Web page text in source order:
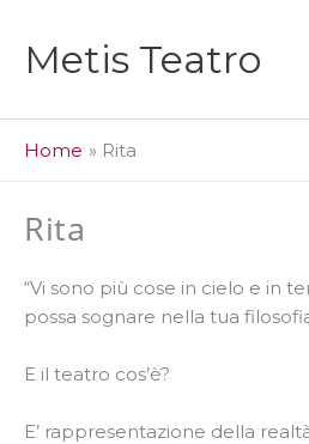
contenuto
Metis Teatro
Home Rita
Rita
“Vi sono più cose in cielo e in
possa sognare nella tua
E il teatro cos’è?
E’ rappresentazione della